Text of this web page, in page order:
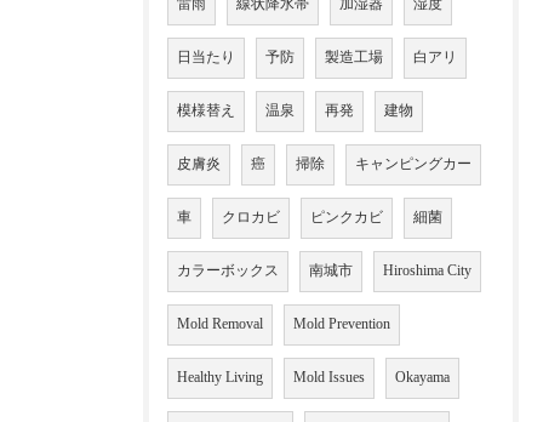
雷雨 線状降水帯 加湿器 湿度
日当たり 予防 製造工場 白アリ
模様替え 温泉 再発 建物
皮膚炎 癌 掃除 キャンピングカー
車 クロカビ ピンクカビ 細菌
カラーボックス 南城市 Hiroshima City
Mold Removal Mold Prevention
Healthy Living Mold Issues Okayama